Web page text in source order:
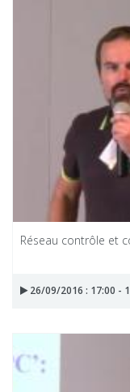
Réseau contrôle et
26/09/2016 : 17:00 -